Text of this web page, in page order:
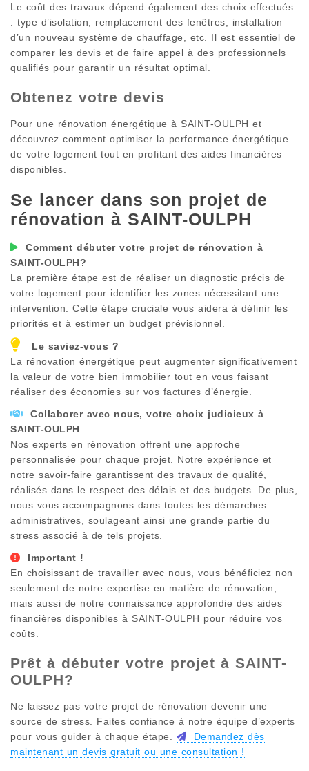
Le coût des travaux dépend également des choix effectués
: type d’isolation, remplacement des fenêtres, installation
d’un nouveau système de chauffage, etc. Il est essentiel de
comparer les devis et de faire appel à des professionnels
qualifiés pour garantir un résultat optimal.
Obtenez votre devis
Pour une rénovation énergétique à SAINT-OULPH et
découvrez comment optimiser la performance énergétique
de votre logement tout en profitant des aides financières
disponibles.
Se lancer dans son projet de
rénovation à SAINT-OULPH
Comment débuter votre projet de rénovation à
SAINT-OULPH?
La première étape est de réaliser un diagnostic précis de
votre logement pour identifier les zones nécessitant une
intervention. Cette étape cruciale vous aidera à définir les
priorités et à estimer un budget prévisionnel.
Le saviez-vous ?
La rénovation énergétique peut augmenter significativement
la valeur de votre bien immobilier tout en vous faisant
réaliser des économies sur vos factures d’énergie.
Collaborer avec nous, votre choix judicieux à
SAINT-OULPH
Nos experts en rénovation offrent une approche
personnalisée pour chaque projet. Notre expérience et
notre savoir-faire garantissent des travaux de qualité,
réalisés dans le respect des délais et des budgets. De plus,
nous vous accompagnons dans toutes les démarches
administratives, soulageant ainsi une grande partie du
stress associé à de tels projets.
Important !
En choisissant de travailler avec nous, vous bénéficiez non
seulement de notre expertise en matière de rénovation,
mais aussi de notre connaissance approfondie des aides
financières disponibles à SAINT-OULPH pour réduire vos
coûts.
Prêt à débuter votre projet à SAINT-
OULPH?
Ne laissez pas votre projet de rénovation devenir une
source de stress. Faites confiance à notre équipe d’experts
pour vous guider à chaque étape.
Demandez dès
maintenant un devis gratuit ou une consultation !